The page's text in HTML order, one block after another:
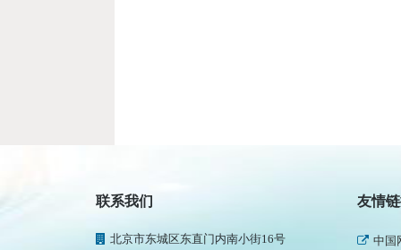
联系我们
北京市东城区东直门内南小街16号
友情
人民
中国